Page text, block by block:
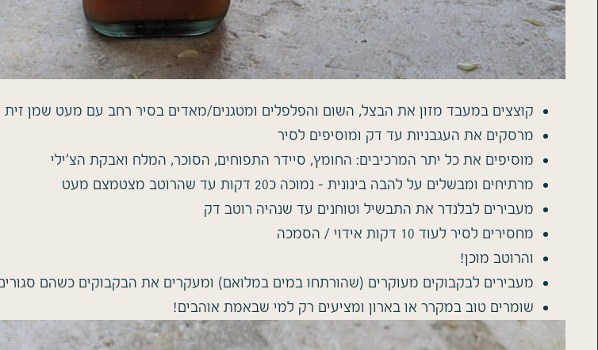
קוצצים במעבד מזון את הבצל, השום והפלפלים ומטגנים/מאדים בסיר רחב עם מעט שמן זית למשך
מרסקים את העגבניות עד דק ומוסיפים לסיר
מוסיפים את כל יתר המרכיבים: החומץ, סיידר התפוחים, הסוכר, המלח ואבקת הצ'ילי
מרתיחים ומבשלים על להבה בינונית – נמוכה כ20 דקות עד שהרוטב מצטמצם מעט
מעבירים לבלנדר את התבשיל וטוחנים עד שנהיה רוטב דק
מחסירים לסיר לעוד 10 דקות אידוי / הסמכה
והרוטב מוכן!
מעבירים לבקבוקים מעוקרים (שהורתחו במים במלואם) ומעקרים את הבקבוקים כשהם
שומרים טוב במקרר או בארון ומציעים רק למי שבאמת אוהבים!